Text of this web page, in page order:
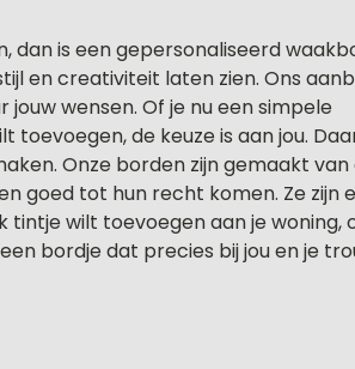
dan is een gepersonaliseerd
en creativiteit laten zien. Ons
wensen. Of je nu een simpele
de keuze is aan jou.
Onze borden zijn gemaakt van
goed tot hun recht komen. Ze zijn
tintje wilt toevoegen aan je woning,
bordje dat precies bij jou en je